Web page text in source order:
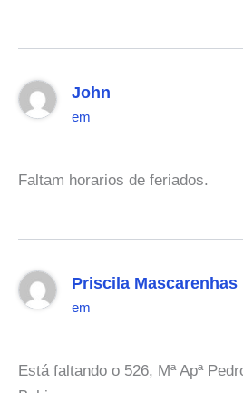
John
em
Faltam horarios de feriados.
Priscila Mascarenhas
em
Está faltando o 526, Mª Apª